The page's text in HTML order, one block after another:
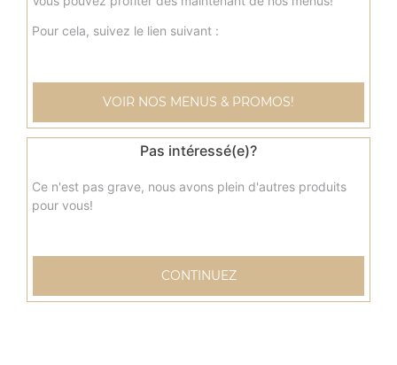
Nos Tacos
+
Nos Tex Mex
Pour cela, suivez le lien suivant :
VOIR NOS MENUS & PROMOS!
Pas intéressé(e)?
Ce n'est pas grave, nous avons plein d'autres produits
pour vous!
CONTINUEZ